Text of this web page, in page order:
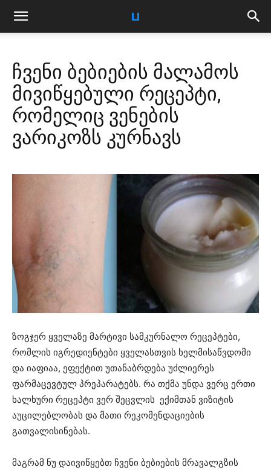
ჩვენი ბებიების მალამოს
მივიწყებული რეცეპტი,
რომელიც ვენების
ვარიკოზს კურნავს
ზოგჯერ ყველაზე მარტივი სამკურნალო რეცეპტები,
რომლის იგრედიენტები ყველასთვის ხელმისაწვდომი
და იაფიაა, ეფექტით უთანაბრდება უძლიერეს
ფარმაცევტულ პრეპარატებს. რა თქმა უნდა ვერც ერთი
ხალხური რეცეპტი ვერ შეცვლის ექიმთან ვიზიტის
აუცილებლობას და მათი რეკომენდაციების
გათვალისინებას.
მაგრამ ნუ დაივიწყებთ ჩვენი ბებიების მრავალგზის